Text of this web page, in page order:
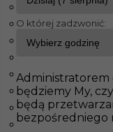
InServ Oferty pracy
Pokaż filtr
Bad
Jahnatal
Ecklak
Brieselang
Langerringen
Maintal
O której zadzwonić:
Administratorem
będziemy My,
będą
bezpośredniego